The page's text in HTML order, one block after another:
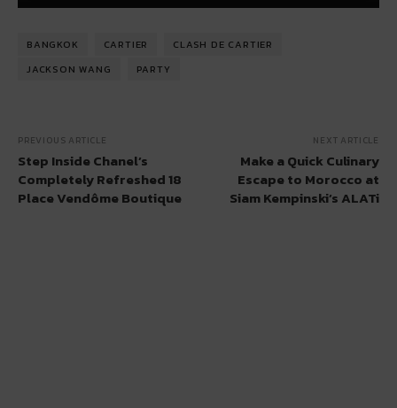
BANGKOK CARTIER
CLASH DE CARTIER
JACKSON WANG
PARTY
PREVIOUS ARTICLE
Step Inside Chanel’s
Completely Refreshed 18
Place Vendôme Boutique
NEXT ARTICLE
Make a Quick Culinary
Escape to Morocco at
Siam Kempinski’s ALATi